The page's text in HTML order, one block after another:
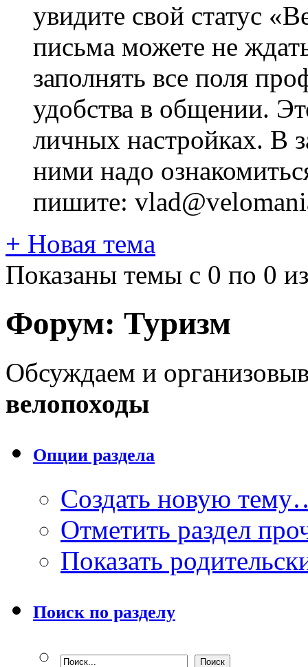
увидите свой статус
письма можете не
заполнять все поля
удобства в общении.
личных настройках. В
ними надо
пишите:
+ Новая тема
Показаны темы с 0 по 0
Форум: Туризм
Обсуждаем и
велопоходы
Опции раздела
Создать новую
Отметить раздел
Показать
Поиск по разделу